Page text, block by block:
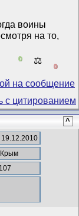
воины
на то,
0 ⚖️
0
^
19.12.2010
Крым